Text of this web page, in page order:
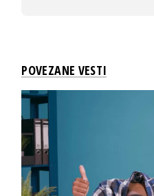
POVEZANE VESTI